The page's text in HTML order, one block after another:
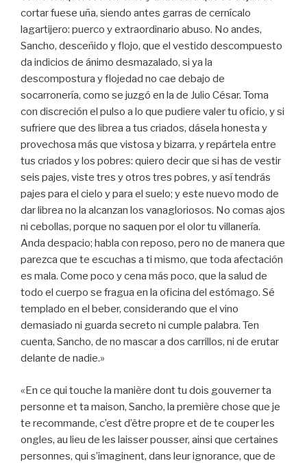
cortar fuese uña, siendo antes garras de cernícalo
lagartijero: puerco y extraordinario abuso. No andes,
Sancho, desceñido y flojo, que el vestido descompuesto
da indicios de ánimo desmazalado, si ya la
descompostura y flojedad no cae debajo de
socarronería, como se juzgó en la de Julio César. Toma
con discreción el pulso a lo que pudiere valer tu oficio, y si
sufriere que des librea a tus criados, dásela honesta y
provechosa más que vistosa y bizarra, y repártela entre
tus criados y los pobres: quiero decir que si has de vestir
seis pajes, viste tres y otros tres pobres, y así tendrás
pajes para el cielo y para el suelo; y este nuevo modo de
dar librea no la alcanzan los vanagloriosos. No comas ajos
ni cebollas, porque no saquen por el olor tu villanería.
Anda despacio; habla con reposo, pero no de manera que
parezca que te escuchas a ti mismo, que toda afectación
es mala. Come poco y cena más poco, que la salud de
todo el cuerpo se fragua en la oficina del estómago. Sé
templado en el beber, considerando que el vino
demasiado ni guarda secreto ni cumple palabra. Ten
cuenta, Sancho, de no mascar a dos carrillos, ni de erutar
delante de nadie.»
«En ce qui touche la manière dont tu dois gouverner ta
personne et ta maison, Sancho, la première chose que je
te recommande, c’est d’être propre et de te couper les
ongles, au lieu de les laisser pousser, ainsi que certaines
personnes, qui s’imaginent, dans leur ignorance, que de